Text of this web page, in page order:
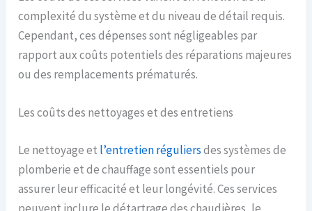
complexité du système et du niveau de détail requis.
Cependant, ces dépenses sont négligeables par
rapport aux coûts potentiels des réparations majeures
ou des remplacements prématurés.
Les coûts des nettoyages et des entretiens
Le nettoyage et l’entretien réguliersdes systèmes de
plomberie et de chauffage sont essentiels pour
assurer leur efficacité et leur longévité. Ces services